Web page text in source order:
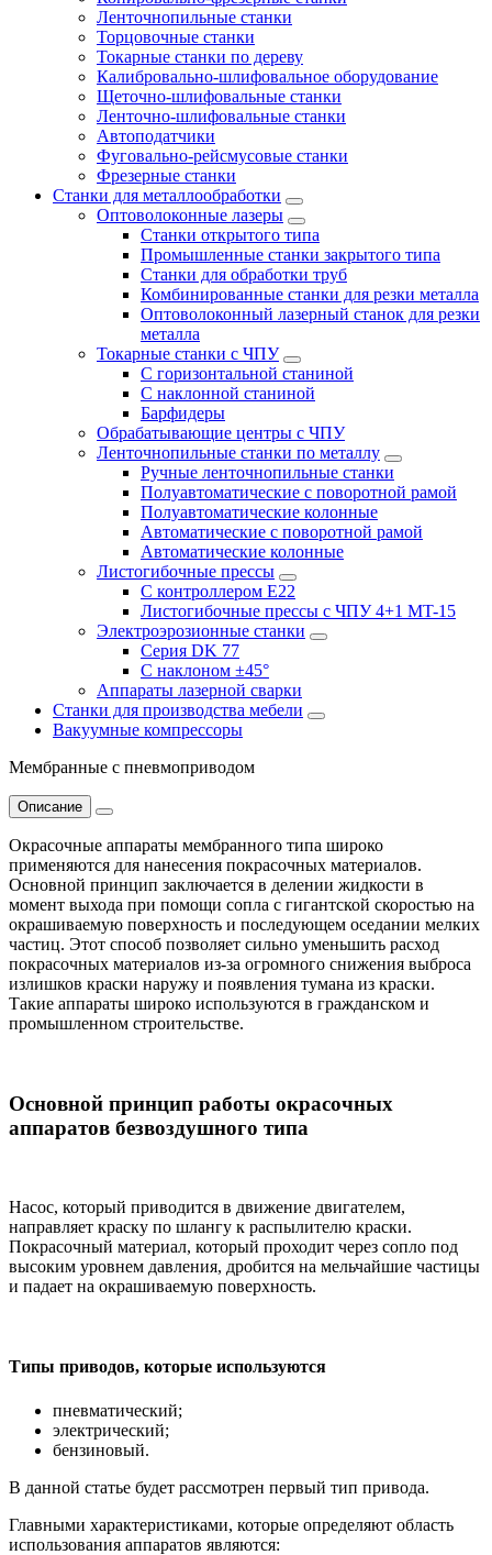
Ленточнопильные станки
Торцовочные станки
Токарные станки по дереву
Калибровально-шлифовальное оборудование
Щеточно-шлифовальные станки
Ленточно-шлифовальные станки
Автоподатчики
Фуговально-рейсмусовые станки
Фрезерные станки
Станки для металлообработки
Оптоволоконные лазеры
Станки открытого типа
Промышленные станки закрытого типа
Станки для обработки труб
Комбинированные станки для резки металла
Оптоволоконный лазерный станок для резки
металла
Токарные станки с ЧПУ
С горизонтальной станиной
С наклонной станиной
Барфидеры
Обрабатывающие центры с ЧПУ
Ленточнопильные станки по металлу
Ручные ленточнопильные станки
Полуавтоматические с поворотной рамой
Полуавтоматические колонные
Автоматические с поворотной рамой
Автоматические колонные
Листогибочные прессы
С контроллером E22
Листогибочные прессы с ЧПУ 4+1 MT-15
Электроэрозионные станки
Серия DK 77
С наклоном ±45°
Аппараты лазерной сварки
Станки для производства мебели
Вакуумные компрессоры
Мембранные с пневмоприводом
Описание
Окрасочные аппараты мембранного типа широко
применяются для нанесения покрасочных материалов.
Основной принцип заключается в делении жидкости в
момент выхода при помощи сопла с гигантской скоростью на
окрашиваемую поверхность и последующем оседании мелких
частиц. Этот способ позволяет сильно уменьшить расход
покрасочных материалов из-за огромного снижения выброса
излишков краски наружу и появления тумана из краски.
Такие аппараты широко используются в гражданском и
промышленном строительстве.
Основной принцип работы окрасочных
аппаратов безвоздушного типа
Насос, который приводится в движение двигателем,
направляет краску по шлангу к распылителю краски.
Покрасочный материал, который проходит через сопло под
высоким уровнем давления, дробится на мельчайшие частицы
и падает на окрашиваемую поверхность.
Типы приводов, которые используются
пневматический;
электрический;
бензиновый.
В данной статье будет рассмотрен первый тип привода.
Главными характеристиками, которые определяют область
использования аппаратов являются: